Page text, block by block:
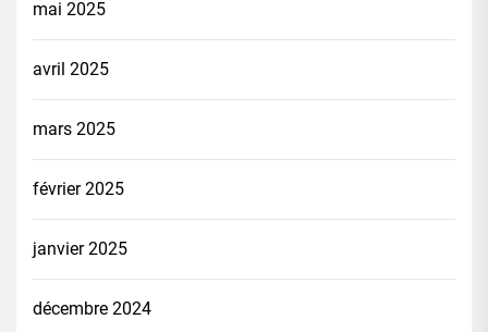
mai 2025
avril 2025
mars 2025
février 2025
janvier 2025
décembre 2024